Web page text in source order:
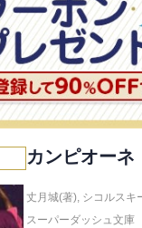
カンピオー
丈月城(著), シコルスキ
スーパーダッシュ文庫